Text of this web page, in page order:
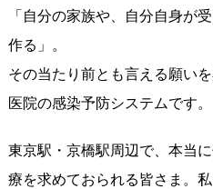
「自分の家族や、自分自身が
作る」。
その当たり前とも言える願い
医院の感染予防システムです。
東京駅・京橋駅周辺で、本当
療を求めておられる皆さま。